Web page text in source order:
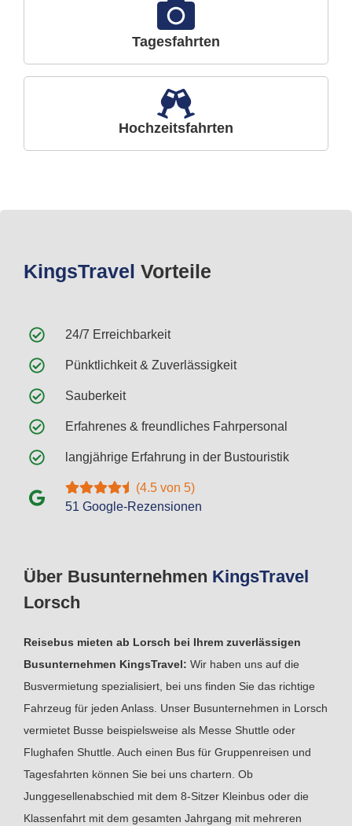
Tagesfahrten
Hochzeitsfahrten
Über Busunternehmen KingsTravel
Lorsch
Reisebus mieten ab Lorsch bei Ihrem zuverlässigen
Busunternehmen KingsTravel: Wir haben uns auf die
Busvermietung spezialisiert, bei uns finden Sie das richtige
Fahrzeug für jeden Anlass. Unser Busunternehmen in Lorsch
vermietet Busse beispielsweise als Messe Shuttle oder
Flughafen Shuttle. Auch einen Bus für Gruppenreisen und
Tagesfahrten können Sie bei uns chartern. Ob
Junggesellenabschied mit dem 8-Sitzer Kleinbus oder die
Klassenfahrt mit dem gesamten Jahrgang mit mehreren
KingsTravel Vorteile
24/7 Erreichbarkeit
Pünktlichkeit & Zuverlässigkeit
Sauberkeit
Erfahrenes & freundliches Fahrpersonal
langjährige Erfahrung in der Bustouristik
(4.5 von 5)
51 Google-Rezensionen